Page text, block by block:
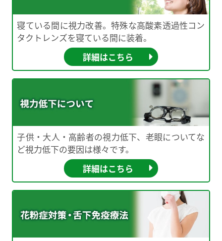
寝ている間に視力改善。特殊な高酸素透過性コン
タクトレンズを寝ている間に装着。
詳細はこちら
子供・大人・高齢者の視力低下、老眼についてな
ど視力低下の要因は様々です。
詳細はこちら